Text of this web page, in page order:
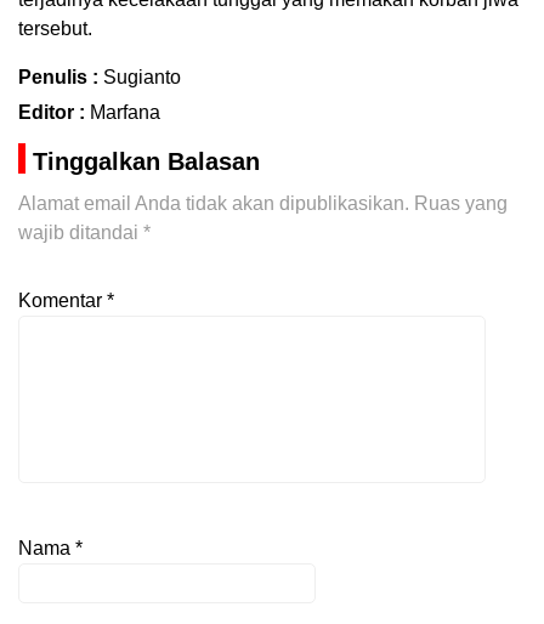
tersebut.
Penulis : Sugianto
Editor : Marfana
Tinggalkan Balasan
Alamat email Anda tidak akan dipublikasikan. Ruas yang
wajib ditandai *
Komentar *
Nama *